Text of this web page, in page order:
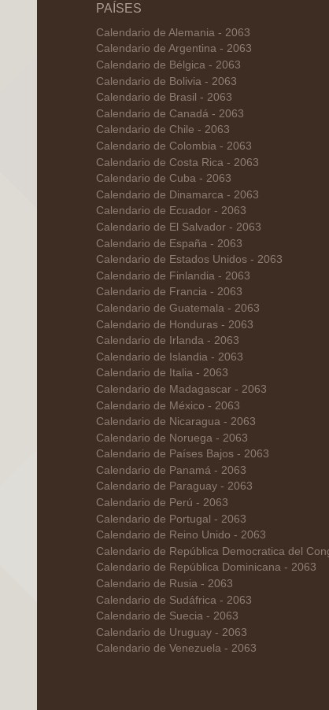
PAÍSES
Calendario de Alemania - 2063
Calendario de Argentina - 2063
Calendario de Bélgica - 2063
Calendario de Bolivia - 2063
Calendario de Brasil - 2063
Calendario de Canadá - 2063
Calendario de Chile - 2063
Calendario de Colombia - 2063
Calendario de Costa Rica - 2063
Calendario de Cuba - 2063
Calendario de Dinamarca - 2063
Calendario de Ecuador - 2063
Calendario de El Salvador - 2063
Calendario de España - 2063
Calendario de Estados Unidos - 2063
Calendario de Finlandia - 2063
Calendario de Francia - 2063
Calendario de Guatemala - 2063
Calendario de Honduras - 2063
Calendario de Irlanda - 2063
Calendario de Islandia - 2063
Calendario de Italia - 2063
Calendario de Madagascar - 2063
Calendario de México - 2063
Calendario de Nicaragua - 2063
Calendario de Noruega - 2063
Calendario de Países Bajos - 2063
Calendario de Panamá - 2063
Calendario de Paraguay - 2063
Calendario de Perú - 2063
Calendario de Portugal - 2063
Calendario de Reino Unido - 2063
Calendario de República Democratica del
Calendario de República Dominicana - 2063
Calendario de Rusia - 2063
Calendario de Sudáfrica - 2063
Calendario de Suecia - 2063
Calendario de Uruguay - 2063
Calendario de Venezuela - 2063